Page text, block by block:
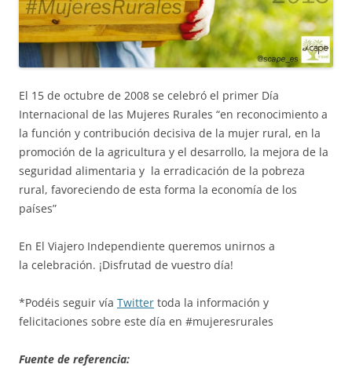
El 15 de octubre de 2008 se celebró el primer Día
Internacional de las Mujeres Rurales “en reconocimiento a
la función y contribución decisiva de la mujer rural, en la
promoción de la agricultura y el desarrollo, la mejora de la
seguridad alimentaria y la erradicación de la pobreza
rural, favoreciendo de esta forma la economía de los
países”
En El Viajero Independiente queremos unirnos a
la celebración. ¡Disfrutad de vuestro día!
*Podéis seguir vía Twitter toda la información y
felicitaciones sobre este día en #mujeresrurales
Fuente de referencia: